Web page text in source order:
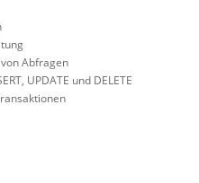
Abfragen
UPDATE und DELETE